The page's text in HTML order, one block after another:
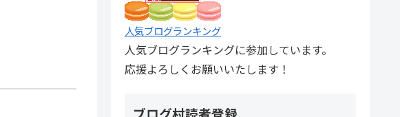
人気ブログランキング
人気ブログランキングに参加しています。
応援よろしくお願いいたします！
ブログ村読者登録